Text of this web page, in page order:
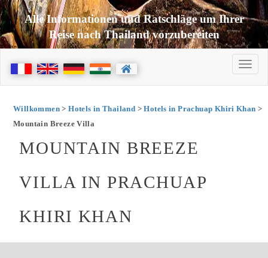
Alle Informationen und Ratschläge um Ihrer
Reise nach Thailand vorzubereiten
Willkommen>Hotels in Thailand >Hotels in Prachuap Khiri Khan >
Mountain Breeze Villa
MOUNTAIN BREEZE
VILLA IN PRACHUAP
KHIRI KHAN